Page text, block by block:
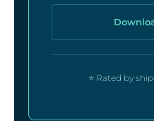
⭐ Rated by